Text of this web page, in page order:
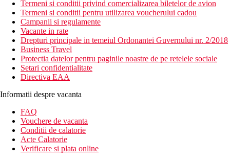
Termeni si conditii privind comercializarea biletelor de avion
Termeni si conditii pentru utilizarea voucherului cadou
Campanii si regulamente
Vacante in rate
Drepturi principale in temeiul Ordonantei Guvernului nr. 2/2018
Business Travel
Protectia datelor pentru paginile noastre de pe retelele sociale
Setari confidentialitate
Directiva EAA
Informatii despre vacanta
FAQ
Vouchere de vacanta
Conditii de calatorie
Acte Calatorie
Verificare si plata online